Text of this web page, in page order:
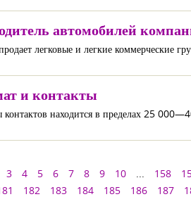
автомобилей
легковые и легкие коммерческие
и контакты
находится в пределах 25
3 4 5 6 7 8 9 10 ... 158
182 183 184 185 186 187